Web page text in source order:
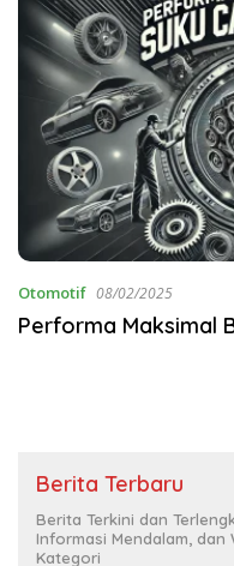
Otomotif 08/02/2025
Performa Maksimal
Berita Terbaru
Berita Terkini dan
Informasi Mendalam, dan
Kategori